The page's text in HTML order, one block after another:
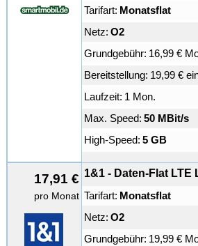
Tarifart: Monatsflat
Netz: O2
Grundgebühr: 16,99 €
Bereitstellung: 19,99 €
Laufzeit: 1 Mon.
Max. Speed: 50 MBit/s
High-Speed: 5 GB
17,91 €
pro Monat
1&1 - Daten-Flat LTE
Tarifart: Monatsflat
Netz: O2
Grundgebühr: 19,99 €